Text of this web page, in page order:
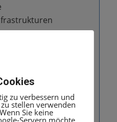
zu verbessern und
stellen verwenden
Sie keine
Servern möchte,